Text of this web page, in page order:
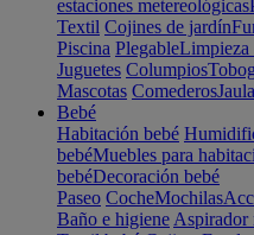
estaciones metereológicas
Textil Cojines de jardín
Piscina PlegableLimpieza
Juguetes Columpios
Mascotas Comederos
Bebé
Habitación bebé
bebéMuebles para
bebéDecoración bebé
Paseo CocheMochilas
Baño e higiene Aspirador